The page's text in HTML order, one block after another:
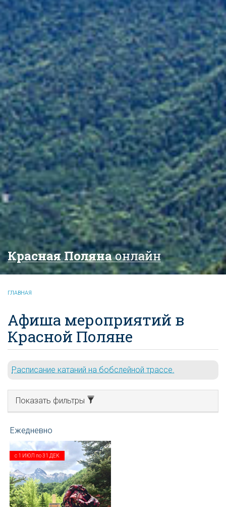
Красная Полянаонлайн
ГЛАВНАЯ
Афиша мероприятий в
Красной Поляне
Расписание катаний на бобслейной трассе.
Показать фильтры
с 1 ИЮЛ по31 ДЕК